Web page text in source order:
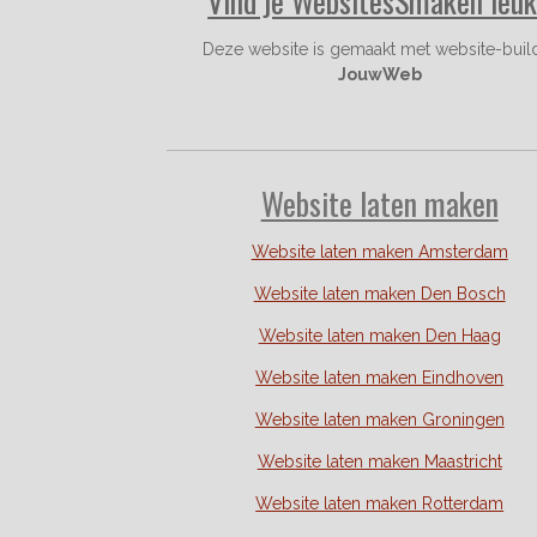
Deze website is gemaakt met website-
JouwWeb
Website laten maken
Website laten maken Amsterdam
Website laten maken Den Bosch
Website laten maken Den Haag
Website laten maken Eindhoven
Website laten maken Groningen
Website laten maken Maastricht
Website laten maken Rotterdam